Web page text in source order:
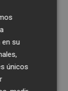
mostró
acto
futuro
por si
en su
únicos